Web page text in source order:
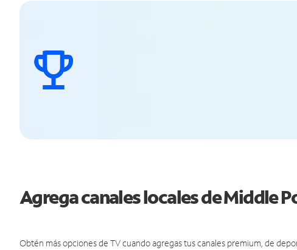
Agrega canales locales de Middle
Obtén más opciones de TV cuando agregas tus canales premium, de